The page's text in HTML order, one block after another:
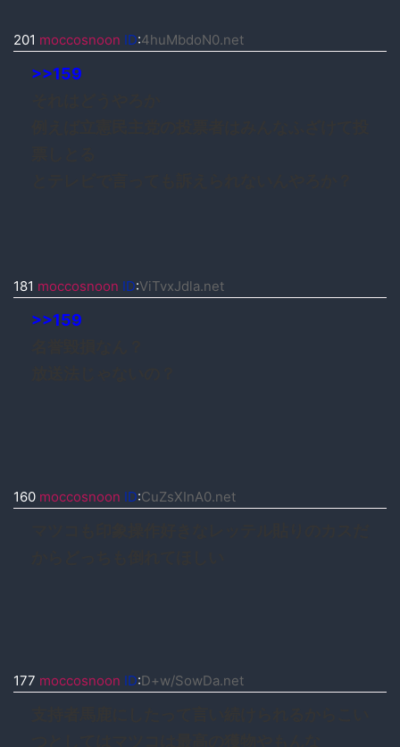
201 moccosnoon ID:4huMbdoN0.net
>>159
181 moccosnoon ID:ViTvxJdla.net
>>159
160 moccosnoon ID:CuZsXInA0.net
177 moccosnoon ID:D+w/SowDa.net